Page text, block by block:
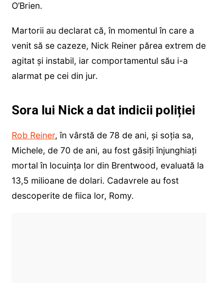
O’Brien.
Martorii au declarat că, în momentul în care a
venit să se cazeze, Nick Reiner părea extrem de
agitat și instabil, iar comportamentul său i-a
alarmat pe cei din jur.
Sora lui Nick a dat indicii poliției
Rob Reiner, în vârstă de 78 de ani, și soția sa,
Michele, de 70 de ani, au fost găsiți înjunghiați
mortal în locuința lor din Brentwood, evaluată la
13,5 milioane de dolari. Cadavrele au fost
descoperite de fiica lor, Romy.